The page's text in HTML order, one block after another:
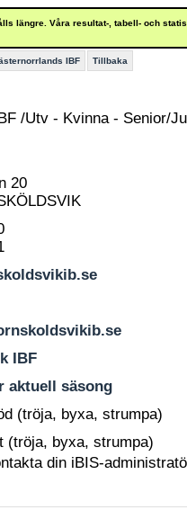
längre. Våra resultat-, tabell- och
IBF Tillbaka
/Utv - Kvinna - Senior/
20
IBF
aktuell säsong
(tröja, byxa, strumpa)
(tröja, byxa, strumpa)
din iBIS-